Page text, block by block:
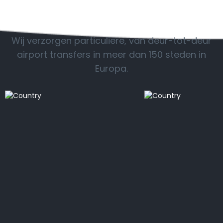
Wij verzorgen particuliere, van deur-tot-deur
airport transfers in meer dan 150 steden in
Europa.